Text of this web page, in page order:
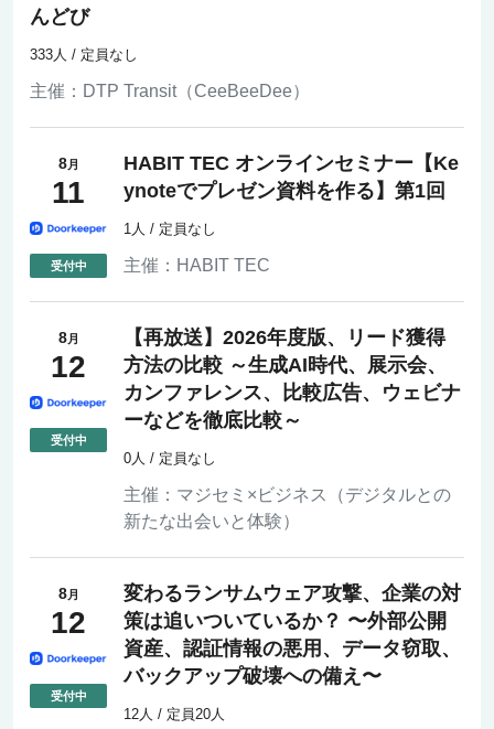
んどび
主催： DTP Transit（CeeBeeDee）
333人 / 定員なし
8月
11
HABIT TEC オンラインセミナー【Ke
ynoteでプレゼン資料を作る】第1回
主催： HABIT TEC
1人 / 定員なし
8月
12
【再放送】2026年度版、リード獲得
方法の比較 ～生成AI時代、展示会、
カンファレンス、比較広告、ウェビナ
ーなどを徹底比較～
主催： マジセミ×ビジネス（デジタルとの
新たな出会いと体験）
0人 / 定員なし
8月
12
変わるランサムウェア攻撃、企業の対
策は追いついているか？ 〜外部公開
資産、認証情報の悪用、データ窃取、
バックアップ破壊への備え〜
12人 / 定員20人